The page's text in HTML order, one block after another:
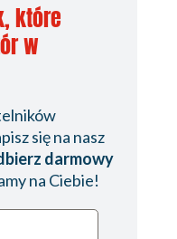
które
w
się na nasz
darmowy
na Ciebie!